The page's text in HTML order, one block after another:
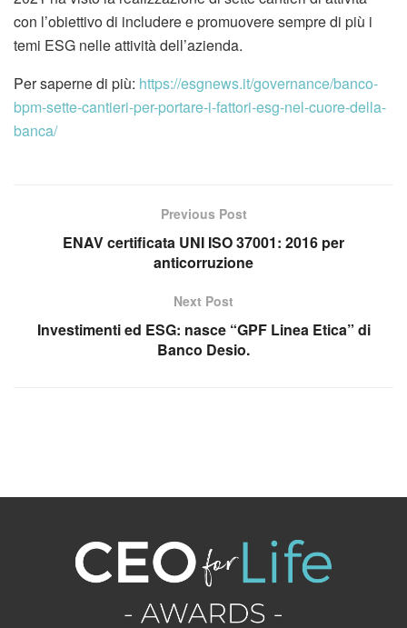
con l’obiettivo di includere e promuovere sempre di più i
temi ESG nelle attività dell’azienda.
Per saperne di più: https://esgnews.it/governance/banco-
bpm-sette-cantieri-per-portare-i-fattori-esg-nel-cuore-della-
banca/
Previous Post
ENAV certificata UNI ISO 37001: 2016 per
anticorruzione
Next Post
Investimenti ed ESG: nasce “GPF Linea Etica” di
Banco Desio.